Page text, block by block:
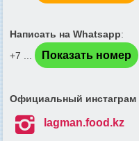
Написать на Whatsapp:
+7 ...
Показать номер
Официальный инстаграм
 lagman.food.kz